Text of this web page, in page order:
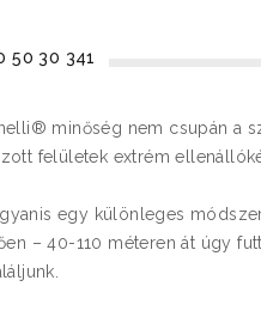
50 30 341
minőség nem csupán a
felületek extrém
egy különleges
– 40-110 méteren át úgy